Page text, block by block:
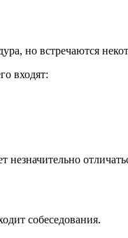
но встречаются
входят:
собеседования.